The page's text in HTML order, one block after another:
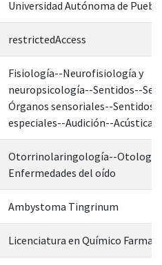
Universidad Autónoma de
restrictedAccess
Fisiología--Neurofisiología y
neuropsicología--Sentidos--
Órganos sensoriales--Sentidos
especiales--Audición--Acústica
Otorrinolaringología--
Enfermedades del oído
Ambystoma Tingrinum
Licenciatura en Químico